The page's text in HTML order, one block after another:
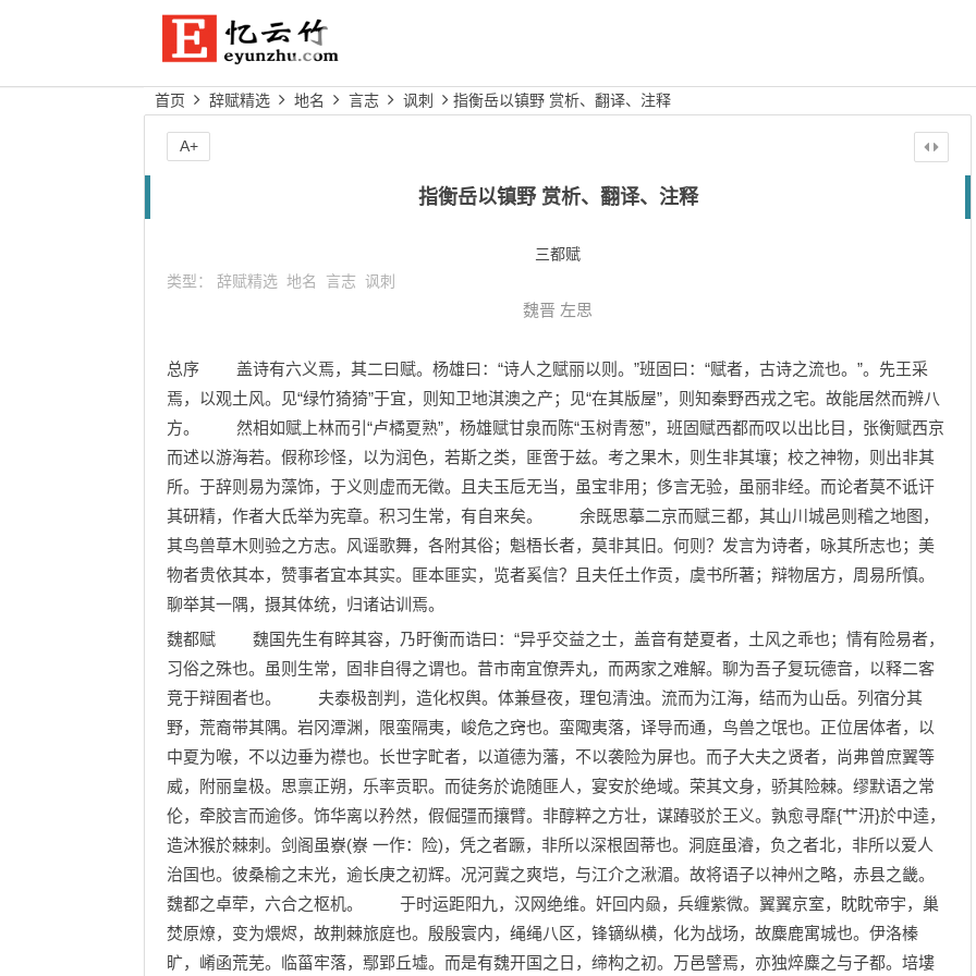
首页 辞赋精选 地名 言志 讽刺 指衡岳以镇野 赏析、翻译、注释
指衡岳以镇野 赏析、翻译、注释
三都赋
类型： 辞赋精选 地名 言志 讽刺
魏晋 左思
总序 盖诗有六义焉，其二曰赋。杨雄曰：“诗人之赋丽以则。”班固曰：“赋者，古诗之流也。”。先王采
焉，以观土风。见“绿竹猗猗”于宜，则知卫地淇澳之产；见“在其版屋”，则知秦野西戎之宅。故能居然而辨八
方。 然相如赋上林而引“卢橘夏熟”，杨雄赋甘泉而陈“玉树青葱”，班固赋西都而叹以出比目，张衡赋西京
而述以游海若。假称珍怪，以为润色，若斯之类，匪啻于兹。考之果木，则生非其壤；校之神物，则出非其
所。于辞则易为藻饰，于义则虚而无徵。且夫玉卮无当，虽宝非用；侈言无验，虽丽非经。而论者莫不诋讦
其研精，作者大氐举为宪章。积习生常，有自来矣。 余既思摹二京而赋三都，其山川城邑则稽之地图，
其鸟兽草木则验之方志。风谣歌舞，各附其俗；魁梧长者，莫非其旧。何则？发言为诗者，咏其所志也；美
物者贵依其本，赞事者宜本其实。匪本匪实，览者奚信？且夫任土作贡，虞书所著；辩物居方，周易所慎。
聊举其一隅，摄其体统，归诸诂训焉。
魏都赋 魏国先生有睟其容，乃盱衡而诰曰：“异乎交益之士，盖音有楚夏者，土风之乖也；情有险易者，
习俗之殊也。虽则生常，固非自得之谓也。昔市南宜僚弄丸，而两家之难解。聊为吾子复玩德音，以释二客
竞于辩囿者也。 夫泰极剖判，造化权舆。体兼昼夜，理包清浊。流而为江海，结而为山岳。列宿分其
野，荒裔带其隅。岩冈潭渊，限蛮隔夷，峻危之窍也。蛮陬夷落，译导而通，鸟兽之氓也。正位居体者，以
中夏为喉，不以边垂为襟也。长世字甿者，以道德为藩，不以袭险为屏也。而子大夫之贤者，尚弗曾庶翼等
威，附丽皇极。思禀正朔，乐率贡职。而徒务於诡随匪人，宴安於绝域。荣其文身，骄其险棘。缪默语之常
伦，牵胶言而逾侈。饰华离以矜然，假倔彊而攘臂。非醇粹之方壮，谋踳驳於王义。孰愈寻靡{艹汧}於中逵，
造沐猴於棘刺。剑阁虽嶚(嶚 一作：险)，凭之者蹶，非所以深根固蒂也。洞庭虽濬，负之者北，非所以爱人
治国也。彼桑榆之末光，逾长庚之初辉。况河冀之爽垲，与江介之湫湄。故将语子以神州之略，赤县之畿。
魏都之卓荦，六合之枢机。 于时运距阳九，汉网绝维。奸回内赑，兵缠紫微。翼翼京室，眈眈帝宇，巢
焚原燎，变为煨烬，故荆棘旅庭也。殷殷寰内，绳绳八区，锋镝纵横，化为战场，故麋鹿寓城也。伊洛榛
旷，崤函荒芜。临菑牢落，鄢郢丘墟。而是有魏开国之日，缔构之初。万邑譬焉，亦独焠麋之与子都。培塿
A+